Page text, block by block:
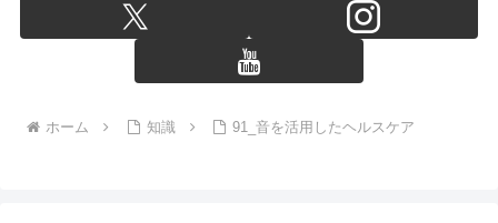
ホーム 知識 91_音を活用したヘルスケア